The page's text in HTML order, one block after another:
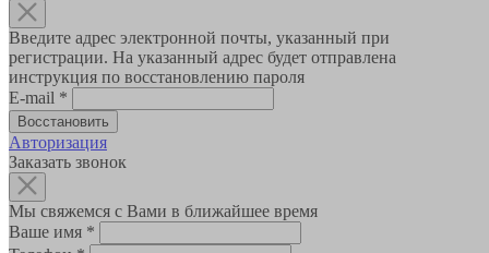
Введите адрес электронной почты, указанный при
регистрации. На указанный адрес будет отправлена
инструкция по восстановлению пароля
E-mail *
Авторизация
Заказать звонок
Мы свяжемся с Вами в ближайшее время
Ваше имя *